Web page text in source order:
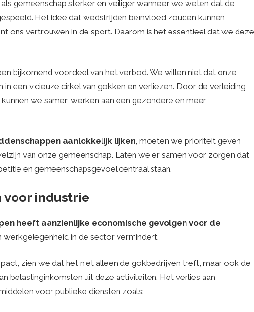
gemeenschap sterker en veiliger wanneer we weten dat de
Het idee dat wedstrijden beïnvloed zouden kunnen
ons vertrouwen in de sport. Daarom is het essentieel dat we deze
bijkomend voordeel van het verbod. We willen niet dat onze
een vicieuze cirkel van gokken en verliezen. Door de verleiding
we samen werken aan een gezondere en meer
aanlokkelijk lijken, moeten we prioriteit geven
van onze gemeenschap. Laten we er samen voor zorgen dat
en gemeenschapsgevoel centraal staan.
voor industrie
heeft aanzienlijke economische gevolgen voor de
werkgelegenheid in de sector vermindert.
zien we dat het niet alleen de gokbedrijven treft, maar ook de
belastinginkomsten uit deze activiteiten. Het verlies aan
voor publieke diensten zoals: